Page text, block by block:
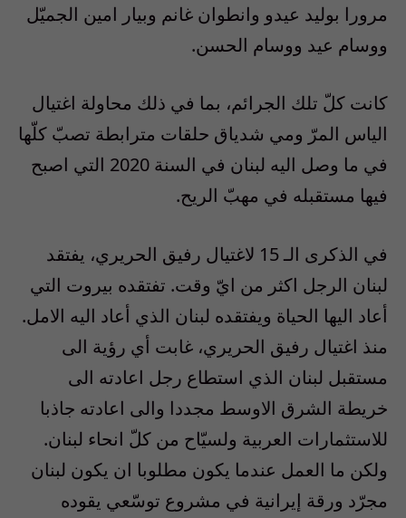
مرورا بوليد عيدو وانطوان غانم وبيار امين الجميّل
ووسام عيد ووسام الحسن.
كانت كلّ تلك الجرائم، بما في ذلك محاولة اغتيال
الياس المرّ ومي شدياق حلقات مترابطة تصبّ كلّها
في ما وصل اليه لبنان في السنة 2020 التي اصبح
فيها مستقبله في مهبّ الريح.
في الذكرى الـ 15 لاغتيال رفيق الحريري، يفتقد
لبنان الرجل اكثر من ايّ وقت. تفتقده بيروت التي
أعاد اليها الحياة ويفتقده لبنان الذي أعاد اليه الامل.
منذ اغتيال رفيق الحريري، غابت أي رؤية الى
مستقبل لبنان الذي استطاع رجل اعادته الى
خريطة الشرق الاوسط مجددا والى اعادته جاذبا
للاستثمارات العربية ولسيّاح من كلّ انحاء لبنان.
ولكن ما العمل عندما يكون مطلوبا ان يكون لبنان
مجرّد ورقة إيرانية في مشروع توسّعي يقوده